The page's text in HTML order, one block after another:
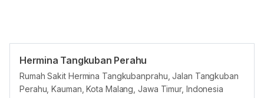
Hermina Tangkuban Perahu
Rumah Sakit Hermina Tangkubanprahu, Jalan Tangkuban
Perahu, Kauman, Kota Malang, Jawa Timur, Indonesia
Panduan Pasien
Pasien dapat membuat janji temu di Hermina Tangkuban Perahu